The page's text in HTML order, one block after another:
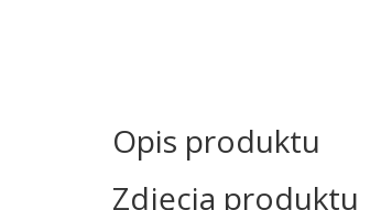
Opis produktu
Zdjęcia produktu